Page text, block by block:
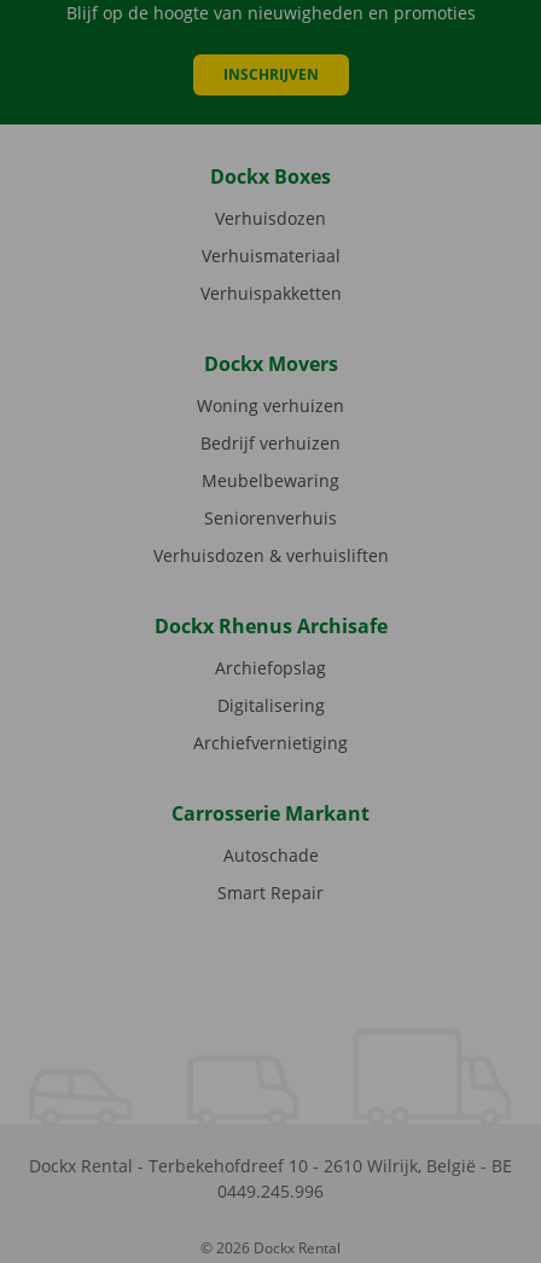
Blijf op de hoogte van nieuwigheden en promoties
INSCHRIJVEN
Dockx Boxes
Verhuisdozen
Verhuismateriaal
Verhuispakketten
Dockx Movers
Woning verhuizen
Bedrijf verhuizen
Meubelbewaring
Seniorenverhuis
Verhuisdozen & verhuisliften
Dockx Rhenus Archisafe
Archiefopslag
Digitalisering
Archiefvernietiging
Carrosserie Markant
Autoschade
Smart Repair
Dockx Rental - Terbekehofdreef 10 - 2610 Wilrijk, België - BE
0449.245.996
© 2026 Dockx Rental